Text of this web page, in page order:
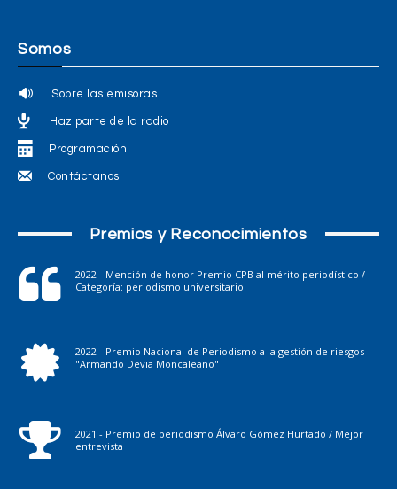
Somos
Sobre las emisoras
Haz parte de la radio
Programación
Contáctanos
Premios y Reconocimientos
2022 - Mención de honor Premio CPB al mérito periodístico /
Categoría: periodismo universitario
2022 - Premio Nacional de Periodismo a la gestión de riesgos
"Armando Devia Moncaleano"
2021 - Premio de periodismo Álvaro Gómez Hurtado / Mejor
entrevista